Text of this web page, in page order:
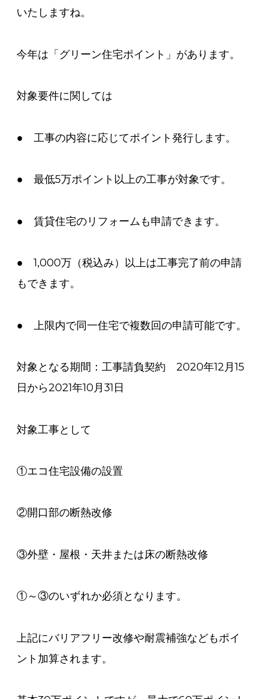
いたしますね。
今年は 「グリーン住宅ポイント」 があります。
対象要件に関しては
● 工事の内容に応じてポイント発行します。
● 最低5万ポイント以上の工事が対象です。
● 賃貸住宅のリフォームも申請できます。
● 1,000万（税込み）以上は工事完了前の申請
もできます。
● 上限内で同一住宅で複数回の申請可能です。
対象となる期間：工事請負契約 2020年12月15
日から2021年10月31日
対象工事として
①エコ住宅設備の設置
②開口部の断熱改修
③外壁・屋根・天井または床の断熱改修
①～③のいずれか必須となります。
上記にバリアフリー改修や耐震補強などもポイ
ント加算されます。